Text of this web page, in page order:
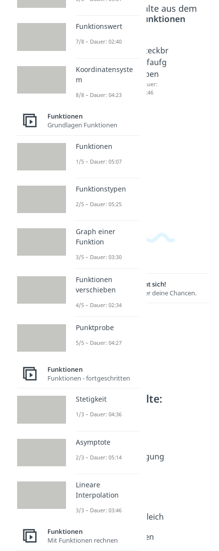
Beliebte Inhalte aus dem
Funktionen
Dauer:
04:00
ergleic
Dauer:
Steckbr
iefaufg
aben
Dauer:
04:46
Lernen lohnt sich!
Entdecke hier deine Chancen.
Weitere Inhalte:
Funktionen
Dauer: 03:55
Linearfaktorzerlegung
Dauer: 04:38
Horner-Schema
Dauer: 04:00
Koeffizientenvergleich
Steckbriefaufgaben
Funktionswert
7/8 – Dauer: 02:40
Koordinatensyste
m
8/8 – Dauer: 04:23
Funktionen
Grundlagen Funktionen
Funktionen
1/5 – Dauer: 05:07
Funktionstypen
2/5 – Dauer: 05:25
Graph einer
Funktion
3/5 – Dauer: 03:30
Funktionen
verschieben
4/5 – Dauer: 02:34
Punktprobe
5/5 – Dauer: 04:27
Funktionen
Funktionen - fortgeschritten
Stetigkeit
1/3 – Dauer: 04:36
Asymptote
2/3 – Dauer: 05:14
Lineare
Interpolation
3/3 – Dauer: 03:46
Funktionen
Mit Funktionen rechnen